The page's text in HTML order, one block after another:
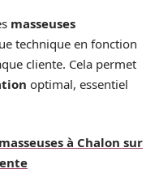
masseuses
technique en fonction
cliente. Cela permet
optimal, essentiel
à Chalon sur